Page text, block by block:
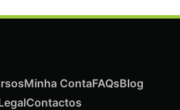
Minha ContaFAQsBlog
Contactos